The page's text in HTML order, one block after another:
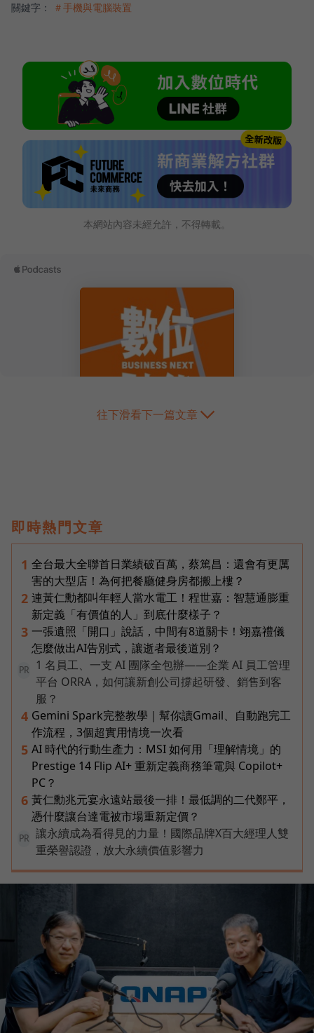
關鍵字： ＃手機與電腦裝置
本網站內容未經允許，不得轉載。
往下滑看下一篇文章
即時熱門文章
1 全台最大全聯首日業績破百萬，蔡篤昌：還會有更厲
害的大型店！為何把餐廳健身房都搬上樓？
2 連黃仁勳都叫年輕人當水電工！程世嘉：智慧通膨重
新定義「有價值的人」到底什麼樣子？
3 一張遺照「開口」說話，中間有8道關卡！翊嘉禮儀
怎麼做出AI告別式，讓逝者最後道別？
PR
1 名員工、一支 AI 團隊全包辦——企業 AI 員工管理
平台 ORRA，如何讓新創公司撐起研發、銷售到客
服？
4 Gemini Spark完整教學｜幫你讀Gmail、自動跑完工
作流程，3個超實用情境一次看
5 AI 時代的行動生產力：MSI 如何用「理解情境」的
Prestige 14 Flip AI+ 重新定義商務筆電與 Copilot+
PC？
6 黃仁勳兆元宴永遠站最後一排！最低調的二代鄭平，
憑什麼讓台達電被市場重新定價？
PR
讓永續成為看得見的力量！國際品牌X百大經理人雙
重榮譽認證，放大永續價值影響力